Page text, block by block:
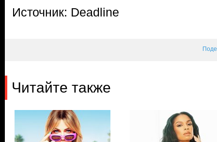
Источник: Deadline
Читайте также